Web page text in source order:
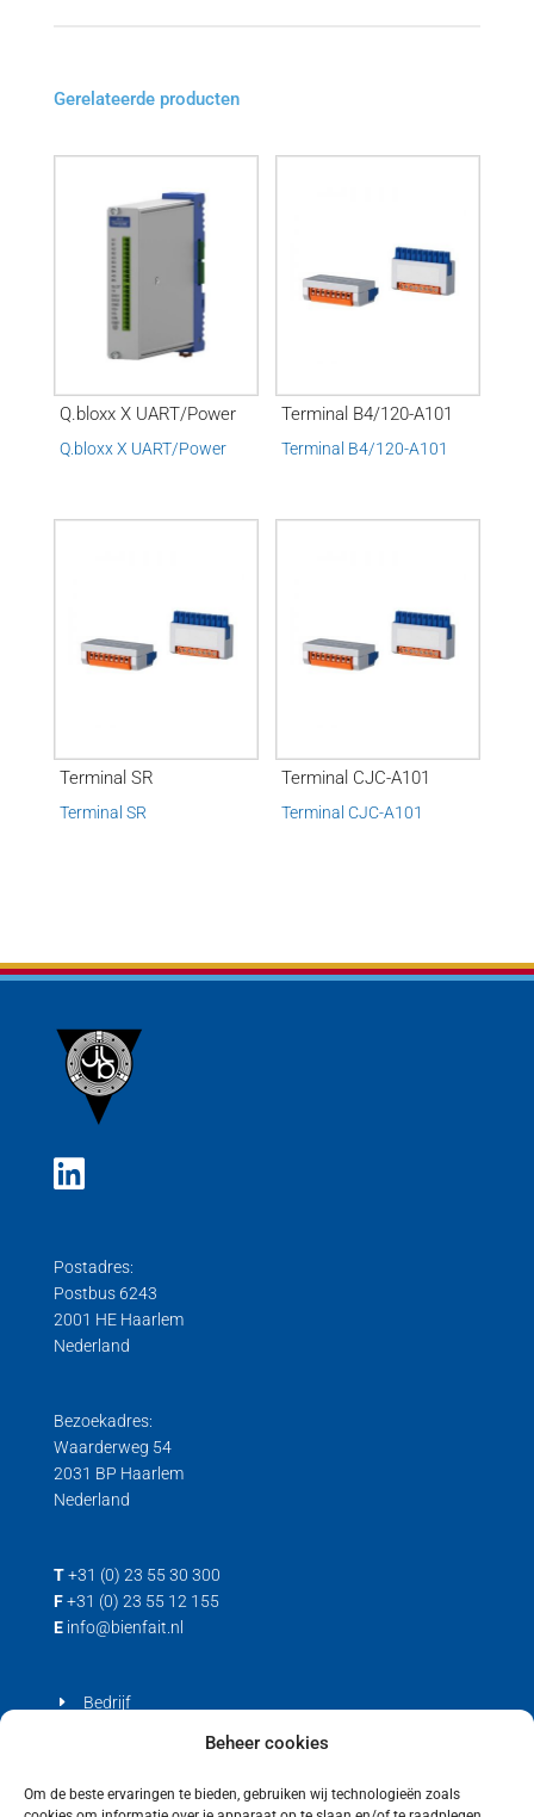
Beheer cookies
Om de beste ervaringen te bieden, gebruiken wij technologieën zoals
Gerelateerde producten
Q.bloxx X UART/Power
Q.bloxx X UART/Power
Terminal B4/120-A101
Terminal B4/120-A101
Terminal SR
Terminal SR
Terminal CJC-A101
Terminal CJC-A101
Postadres:
Postbus 6243
2001 HE Haarlem
Nederland
Bezoekadres:
Waarderweg 54
2031 BP Haarlem
Nederland
T +31 (0) 23 55 30 300
F +31 (0) 23 55 12 155
E info@bienfait.nl
Bedrijf